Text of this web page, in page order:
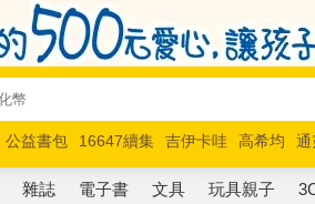
公益書包 16647續集 吉伊卡哇 高希均
通
馬斯克 玩具總動員5 超慢跑
雜誌 電子書 文具 玩具親子